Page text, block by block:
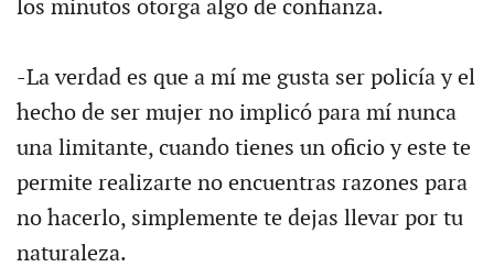
los minutos otorga algo de confianza.
-La verdad es que a mí me gusta ser policía y el
hecho de ser mujer no implicó para mí nunca
una limitante, cuando tienes un oficio y este te
permite realizarte no encuentras razones para
no hacerlo, simplemente te dejas llevar por tu
naturaleza.